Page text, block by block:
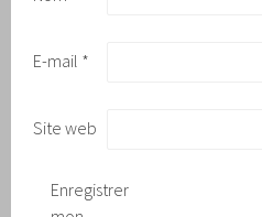
E-mail *
Site web
Enregistrer